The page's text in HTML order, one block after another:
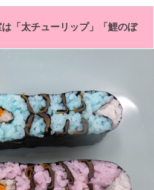
「太チューリップ」「鯉のぼ